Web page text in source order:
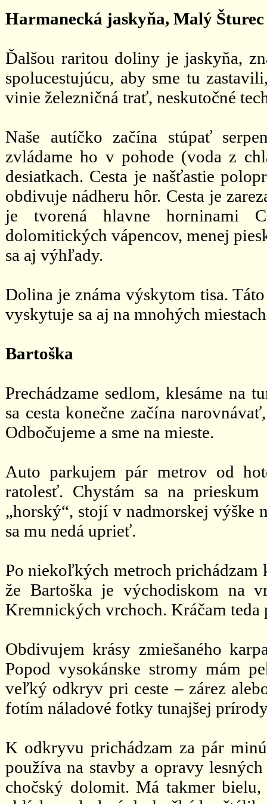
Harmanecká jaskyňa, Malý Šturec
Ďalšou raritou doliny je jaskyňa,
spolucestujúcu, aby sme tu
vinie železničná trať, neskutočné
Naše autíčko začína stúpať
zvládame ho v pohode (voda z
desiatkach. Cesta je našťastie
obdivuje nádheru hôr. Cesta je
je tvorená hlavne horninami
dolomitických vápencov, menej
sa aj výhľady.
Dolina je známa výskytom tisa.
vyskytuje sa aj na mnohých
Bartoška
Prechádzame sedlom, klesáme na
sa cesta konečne začína
Odbočujeme a sme na mieste.
Auto parkujem pár metrov od
ratolesť. Chystám sa na
„horský“, stojí v nadmorskej výške
sa mu nedá uprieť.
Po niekoľkých metroch prichádzam
že Bartoška je východiskom na
Kremnických vrchoch. Kráčam teda
Obdivujem krásy zmiešaného
Popod vysokánske stromy mám
veľký odkryv pri ceste – zárez
fotím náladové fotky tunajšej
K odkryvu prichádzam za pár
používa na stavby a opravy
chočský dolomit. Má takmer